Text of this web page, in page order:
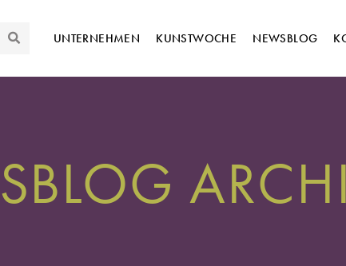
UNTERNEHMEN KUNSTWOCHE NEWSBLOG